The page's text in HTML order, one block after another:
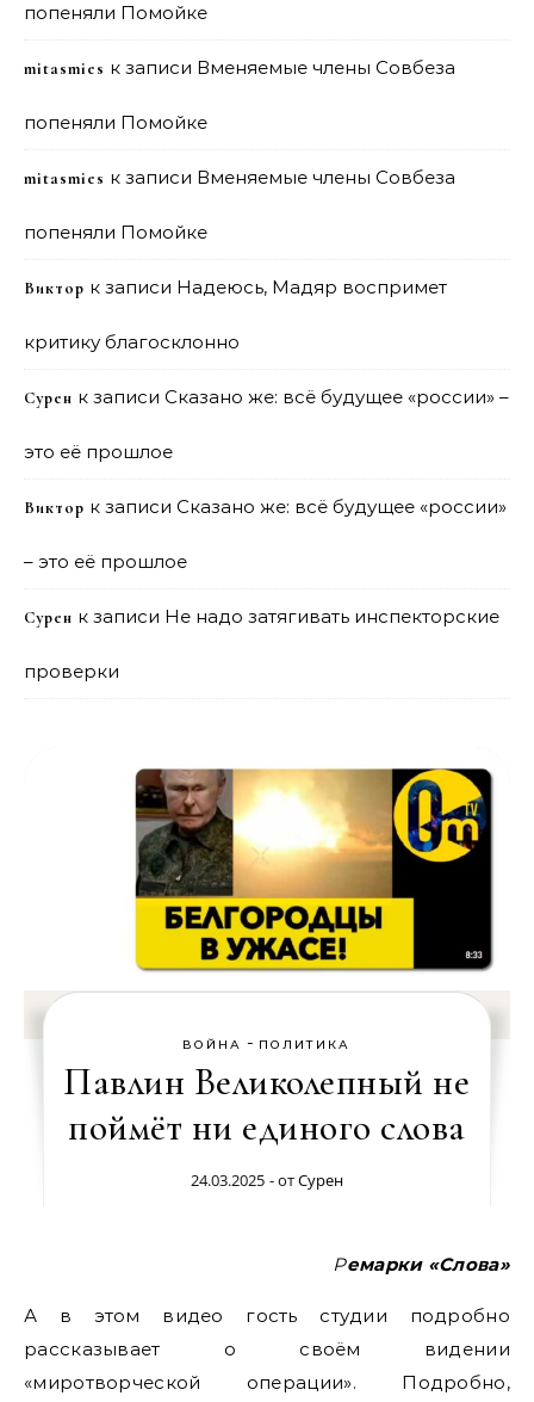
попеняли Помойке
mitasmies к записи Вменяемые члены Совбеза
попеняли Помойке
mitasmies к записи Вменяемые члены Совбеза
попеняли Помойке
Виктор к записи Надеюсь, Мадяр воспримет
критику благосклонно
Сурен к записи Сказано же: всё будущее «россии» –
это её прошлое
Виктор к записи Сказано же: всё будущее «россии»
– это её прошлое
Сурен к записи Не надо затягивать инспекторские
проверки
ВОЙНА - ПОЛИТИКА
Павлин Великолепный не
поймёт ни единого слова
24.03.2025 - отСурен
Ремарки «Слова»
А в этом видео гость студии подробно
рассказывает о своём видении
«миротворческой операции». Подробно,